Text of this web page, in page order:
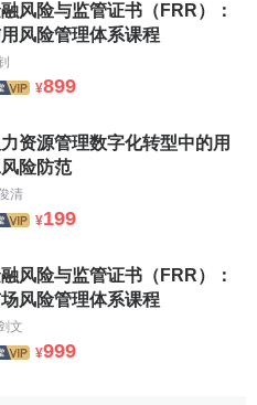
风险与监管证书（FRR）：
风险管理体系课程
¥899
力资源管理数字化转型中的用
险防范
清
¥199
风险与监管证书（FRR）：
风险管理体系课程
文
¥999